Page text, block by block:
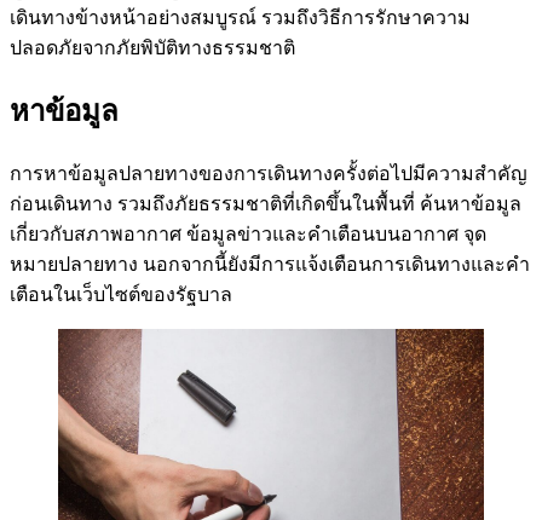
เดินทางข้างหน้าอย่างสมบูรณ์ รวมถึงวิธีการรักษาความ
ปลอดภัยจากภัยพิบัติทางธรรมชาติ
หาข้อมูล
การหาข้อมูลปลายทางของการเดินทางครั้งต่อไปมีความสำคัญ
ก่อนเดินทาง รวมถึงภัยธรรมชาติที่เกิดขึ้นในพื้นที่ ค้นหาข้อมูล
เกี่ยวกับสภาพอากาศ ข้อมูลข่าวและคำเตือนบนอากาศ จุด
หมายปลายทาง นอกจากนี้ยังมีการแจ้งเตือนการเดินทางและคำ
เตือนในเว็บไซต์ของรัฐบาล